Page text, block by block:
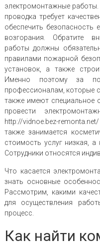
электромонтажные
проводка требует
обеспечить безопасность
возгорания. Обратите
работы должны
правилами пожарной
установок, а также
Именно поэтому за
профессионалам, которые
также имеют специальное
провести
http://vidnoe.bez-
также занимается
стоимость услуг низкая, а
Сотрудники относятся
Что касается
знать основные
Рассмотрим, какими
для осуществления
процесс.
Как найти